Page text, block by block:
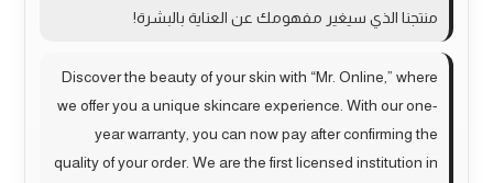
منتجنا الذي سيغير مفهومك عن العناية بالبشرة!
Discover the beauty of your skin with “Mr. Online,” where
we offer you a unique skincare experience. With our one-
year warranty, you can now pay after confirming the
quality of your order. We are the first licensed institution in